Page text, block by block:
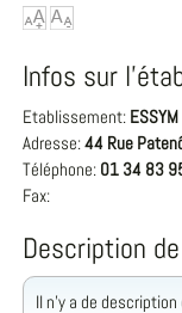
Infos sur
Etablissement: ESSYM
Adresse:44 Rue
Téléphone: 01 34 83
Fax:
Description
Il n'y a de